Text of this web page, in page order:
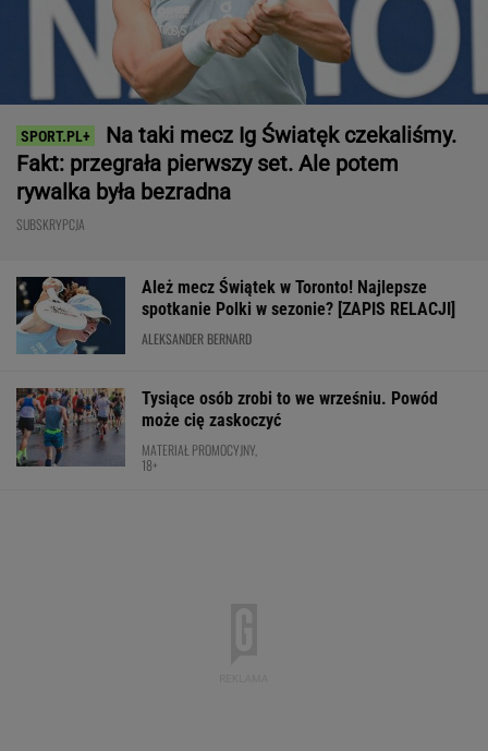
Na taki mecz Ig Światęk czekaliśmy.
Fakt: przegrała pierwszy set. Ale potem
rywalka była bezradna
SUBSKRYPCJA
Ależ mecz Świątek w Toronto! Najlepsze
spotkanie Polki w sezonie? [ZAPIS RELACJI]
ALEKSANDER BERNARD
Tysiące osób zrobi to we wrześniu. Powód
może cię zaskoczyć
MATERIAŁ PROMOCYJNY,
18+